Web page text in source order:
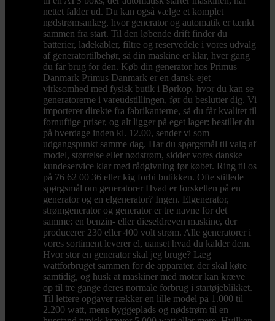
nettet falder ud. Du kan også vælge et komplet
nødstrømsanlæg, hvor generator og automatik er tænkt
sammen fra start. Til den løbende drift finder du
batterier, ladekabler, filtre og reservedele i vores udvalg
af generatortilbehør, så din maskine er klar, hver gang
du får brug for den. Køb din generator hos Primus
Danmark Primus Danmark er en dansk-ejet
virksomhed med fysisk butik i Børkop, hvor du kan se
generatorerne i vareudstillingen, før du beslutter dig. Vi
importerer direkte fra fabrikanterne, så du får kvalitet til
fornuftige priser, og alt ligger på eget lager: bestiller du
på hverdage inden kl. 12.00, sender vi som
udgangspunkt samme dag. Har du spørgsmål til valg af
model, størrelse eller nødstrøm, sidder vores danske
kundeservice klar med rådgivning før købet. Ring til os
på 76 62 00 36 eller kig forbi butikken. Ofte stillede
spørgsmål om generatorer Hvad er forskellen på en
generator og en elgenerator? Ingen. Elgenerator,
strømgenerator og generator er tre navne for det
samme: en benzin- eller dieseldreven maskine, der
producerer 230 eller 400 volt strøm. Alle generatorer i
vores sortiment leverer el, uanset hvad du kalder dem.
Hvor stor en generator skal jeg bruge? Læg
wattforbruget sammen for de apparater, der skal køre
samtidig, og husk at maskiner med motor kan kræve
op til tre gange deres normale forbrug i startøjeblikket.
Til lettere opgaver rækker en lille model på 1.000 til
2.200 watt, mens byggeplads og nødstrøm til en